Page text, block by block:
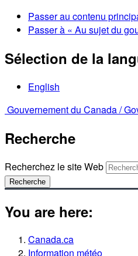
Passer au contenu
Passer à « Au sujet du
Sélection de la
English
Gouvernement du Canada /
Recherche
Recherchez le site Web
Recherche
You are here:
Canada.ca
Information météo